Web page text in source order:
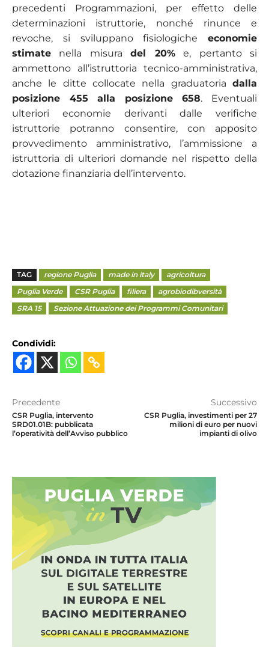
precedenti Programmazioni, per effetto delle
determinazioni istruttorie, nonché rinunce e
revoche, si sviluppano fisiologiche economie
stimate nella misuradel 20%e, pertanto si
ammettono all’istruttoria tecnico-amministrativa,
anche le ditte collocate nella graduatoria dalla
posizione 455 alla posizione 658. Eventuali
ulteriori economie derivanti dalle verifiche
istruttorie potranno consentire, con apposito
provvedimento amministrativo, l’ammissione a
istruttoria di ulteriori domande nel rispetto della
dotazione finanziaria dell’intervento.
TAG regione Puglia made in italy
agricoltura
Puglia Verde
CSR Puglia filiera
agrobiodibversità
SRA 15
Sezione Attuazione dei Programmi Comunitari
Condividi:
Precedente
CSR Puglia, intervento
SRD01.01B: pubblicata
l’operatività dell’Avviso pubblico
Successivo
CSR Puglia, investimenti per 27
milioni di euro per nuovi
impianti di olivo